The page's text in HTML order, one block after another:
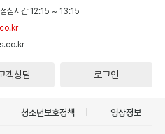
점심시간 12:15 ~ 13:15
객상담 로그인
청소년보호정책 영상정보